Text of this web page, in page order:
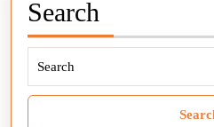
Search
Search